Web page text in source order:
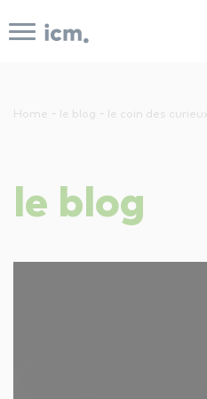
cours de
Home - le blog - le coin des
le blog